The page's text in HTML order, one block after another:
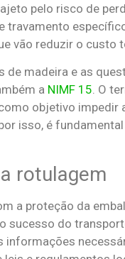
pelo risco de
travamento
vão reduzir o
de madeira e as
a NIMF 15. O
objetivo impedir
isso, é
rotulagem
a proteção da
sucesso do
informações